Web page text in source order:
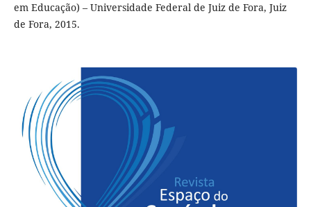
em Educação) – Universidade Federal de Juiz de Fora, Juiz
de Fora, 2015.